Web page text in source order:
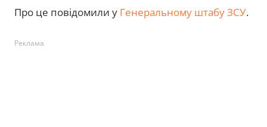
Про це повідомили у Генеральному штабу ЗСУ.
Реклама